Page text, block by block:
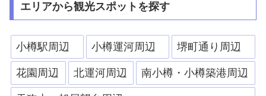
エリアから観光スポットを探す
小樽駅周辺 小樽運河周辺 堺町通り周辺
花園周辺 北運河周辺 南小樽・小樽築港周辺